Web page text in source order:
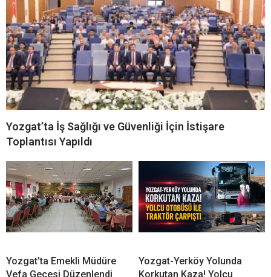
Yozgat’ta İş Sağlığı ve Güvenliği İçin İstişare
Toplantısı Yapıldı
Yozgat’ta Emekli Müdüre
Vefa Gecesi Düzenlendi
Yozgat-Yerköy Yolunda
Korkutan Kaza! Yolcu